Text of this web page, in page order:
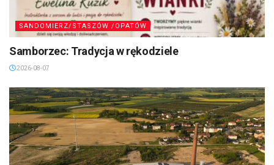
SANDOMIERZ/STASZÓW /OPATÓW
Samborzec: Tradycja w rękodziele
2026-08-07